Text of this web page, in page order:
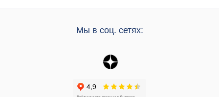
Мы в соц. сетях: